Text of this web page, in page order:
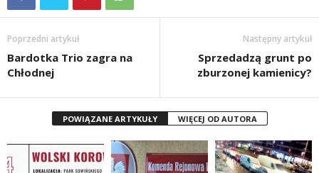
Poprzedni artykuł
Bardotka Trio zagra na
Chłodnej
Następny artykuł
Sprzedadzą grunt po
zburzonej kamienicy?
POWIĄZANE ARTYKUŁY WIĘCEJ OD AUTORA